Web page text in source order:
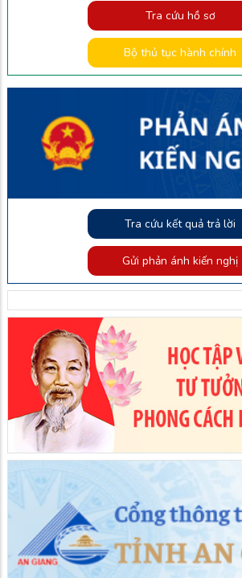
Tra cứu hồ sơ
Bộ thủ tục hành chính
Tra cứu kết quả trả lời
Gửi phản ánh kiến nghị